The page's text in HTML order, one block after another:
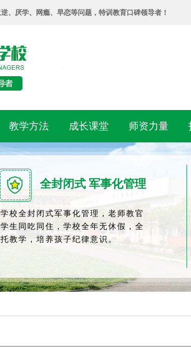
、厌学、网瘾、早恋等问题，特训教育口碑领导者！
教学方法 成长课堂 师资力量
全封闭式 军事化管理
学校全封闭式军事化管理，老师教官
学生同吃同住，学校全年无休假，全
托教学，培养孩子纪律意识。